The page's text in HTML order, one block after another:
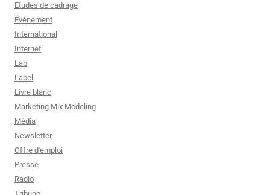
Etudes de cadrage
Événement
International
Internet
Lab
Label
Livre blanc
Marketing Mix Modeling
Média
Newsletter
Offre d'emploi
Presse
Radio